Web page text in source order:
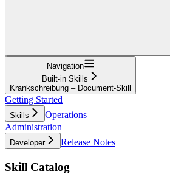
Navigation
Built-in Skills
Krankschreibung – Document-Skill
Getting Started
Skills
Operations
Administration
Developer Release Notes
Skill Catalog